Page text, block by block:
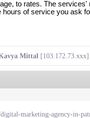
to rates. The services'
of service you ask
Mittal
marketing-agency-in-